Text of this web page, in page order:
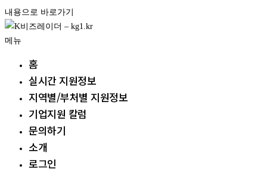
내용으로 바로가기
메뉴
홈
실시간 지원정보
지역별/부처별 지원정보
기업지원 칼럼
문의하기
소개
로그인